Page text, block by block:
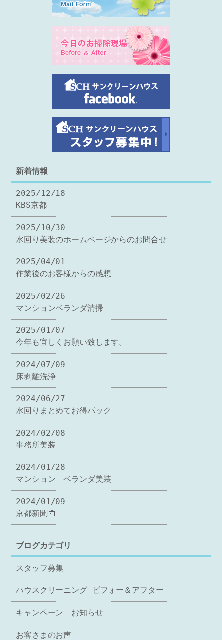
新着情報
2025/12/18
KBS京都
2025/10/30
水回り美装のホームページからのお問合せ
2025/04/01
作業後のお客様からの感想
2025/02/26
マンションベランダ清掃
2025/01/07
今年も宜しくお願い致します。
2024/07/09
床剥離洗浄
2024/06/27
水回りまとめてお得パック
2024/02/08
事務所美装
2024/01/28
マンション ベランダ美装
2024/01/09
京都新聞📰
ブログカテゴリ
スタッフ募集
ハウスクリーニング ビフォー＆アフター
キャンペーン お知らせ
お客さまのお声